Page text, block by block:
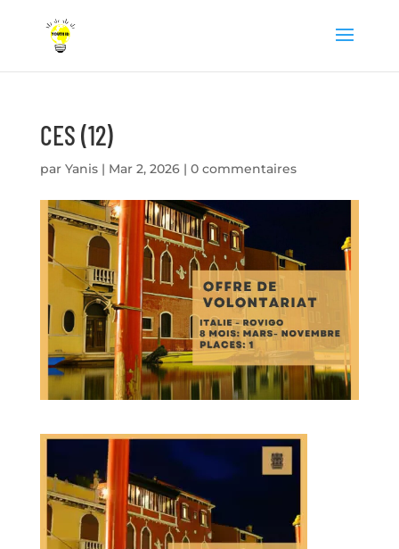
CES (12)
par Yanis| Mar 2, 2026| 0 commentaires